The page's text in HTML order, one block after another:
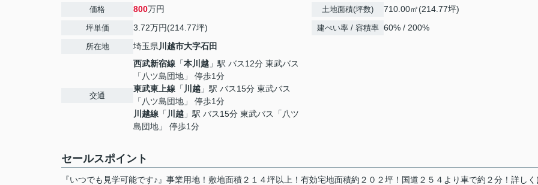
価格 800万円
坪単価 3.72万円(214.77坪)
所在地 埼玉県川越市大字石田
交通
西武新宿線 「本川越 」駅 バス12分 東武バス
「八ツ島団地」 停歩1分
東武東上線 「 川越 」駅 バス15分 東武バス
「八ツ島団地」 停歩1分
川越線 「 川越 」駅 バス15分 東武バス「八ツ
島団地」 停歩1分
土地面積(坪数) 710.00㎡(214.77坪)
建ぺい率 / 容積率 60% / 200%
セールスポイント
『いつでも見学可能です♪』事業用地！敷地面積２１４坪以上！有効宅地面積約２０２坪！国道２５４より車で約２分！詳し